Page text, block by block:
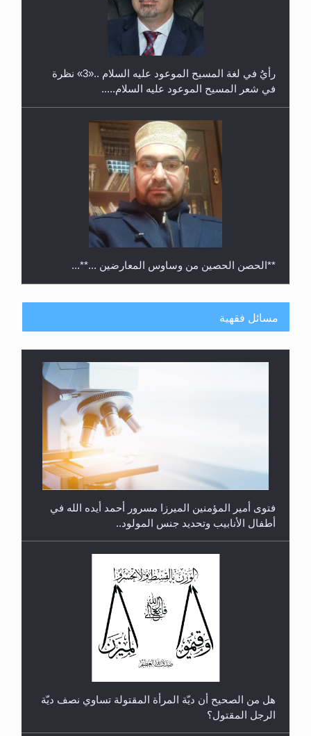
في شعر المسيح الموعود عليه السلام.....
**الحصن الحصين من وساوس المعارضين ...**...
رأيٌ في لغة المسيح الموعود عليه السلام.. 4...
مسائل فقهية
فتوى أمير المؤمنين الميرزا مسرور أحمد أيده الله في
أطفال الأنابيب وتحديد جنس المولود..
هل من الصحيح أن ديّة المرأة المقتولة تساوي نصف ديّة
الرجل المقتول؟